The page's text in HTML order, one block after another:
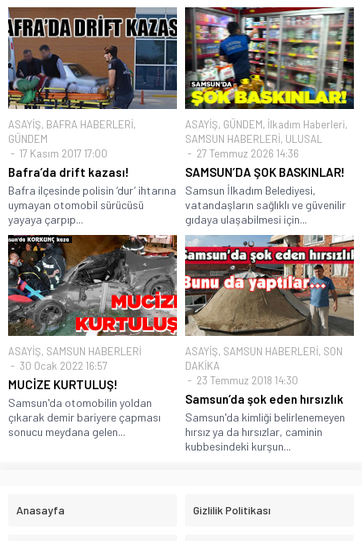
ASAYİŞ, BAFRA HABERLERİ,
GÜNDEM
17 Kasım 2017 17:00
Bafra’da drift kazası!
Bafra ilçesinde polisin ‘dur’ ihtarına
uymayan otomobil sürücüsü
yayaya çarpıp...
ASAYİŞ, GÜNDEM, İlkadım Haberleri,
SAMSUN HABERLERİ, ULUSAL
27 Temmuz 2026 14:36
SAMSUN’DA ŞOK BASKINLAR!
Samsun İlkadım Belediyesi,
vatandaşların sağlıklı ve güvenilir
gıdaya ulaşabilmesi için...
ASAYİŞ, SAMSUN HABERLERİ
30 Ocak 2022 16:57
MUCİZE KURTULUŞ!
Samsun'da otomobilin yoldan
çıkarak demir bariyere çapması
sonucu meydana gelen...
ASAYİŞ, SAMSUN HABERLERİ, SON
DAKİKA
23 Temmuz 2018 14:30
Samsun’da şok eden hırsızlık
Samsun'da kimliği belirlenemeyen
hırsız ya da hırsızlar, caminin
kubbesindeki kurşun...
Anasayfa Gizlilik Politikası